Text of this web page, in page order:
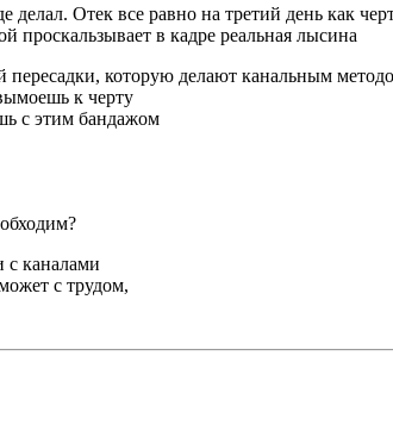
Отек все равно на третий день как
проскальзывает в кадре реальная лысина
пересадки, которую делают канальным
к черту
с этим бандажом
с каналами
с трудом,